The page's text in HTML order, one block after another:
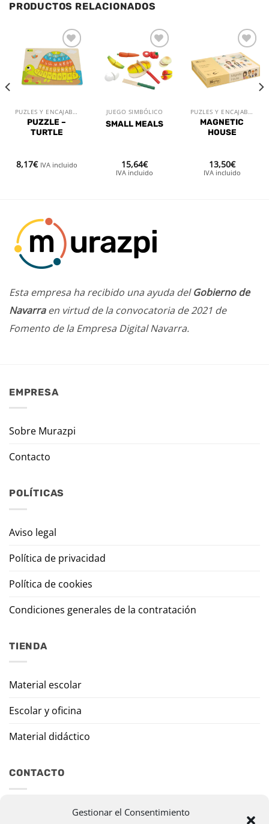
Gestionar el Consentimiento
PRODUCTOS RELACIONADOS
Añadir
a la
lista de
deseos
PUZLES Y ENCAJABLES
PUZZLE –
TURTLE
8,17€ IVA incluido
Añadir
a la
lista de
deseos
JUEGO SIMBÓLICO
SMALL MEALS
15,64€
IVA incluido
Añadir
a la
lista de
deseos
PUZLES Y ENCAJABLES
MAGNETIC
HOUSE
13,50€
IVA incluido
Esta empresa ha recibido una ayuda delGobierno de
Navarraen virtud de la convocatoria de 2021 de
Fomento de la Empresa Digital Navarra.
EMPRESA
Sobre Murazpi
Contacto
POLÍTICAS
Aviso legal
Política de privacidad
Política de cookies
Condiciones generales de la contratación
TIENDA
Material escolar
Escolar y oficina
Material didáctico
CONTACTO
Travesía Tomas de Burgui, 8 31013 Ansoáin (Navarra)